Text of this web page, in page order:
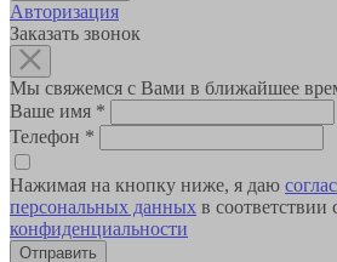
Авторизация
Заказать звонок
Мы свяжемся с Вами в ближайшее
Ваше имя *
Телефон *
Нажимая на кнопку ниже, я даю
персональных данных в соответствии
конфиденциальности